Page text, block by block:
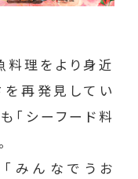
理をより身近
を再発見してい
「シーフード料
みんなでうお